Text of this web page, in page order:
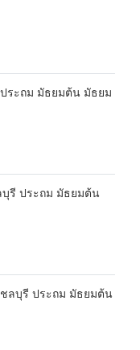
ระถม มัธยมต้น มัธยม
รี ประถม มัธยมต้น
ลบุรี ประถม มัธยมต้น